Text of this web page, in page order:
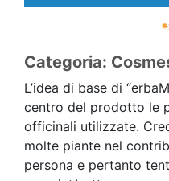
Categoria:
L’idea di base di
centro del prodotto le
officinali utilizzate.
molte piante nel
persona e pertanto